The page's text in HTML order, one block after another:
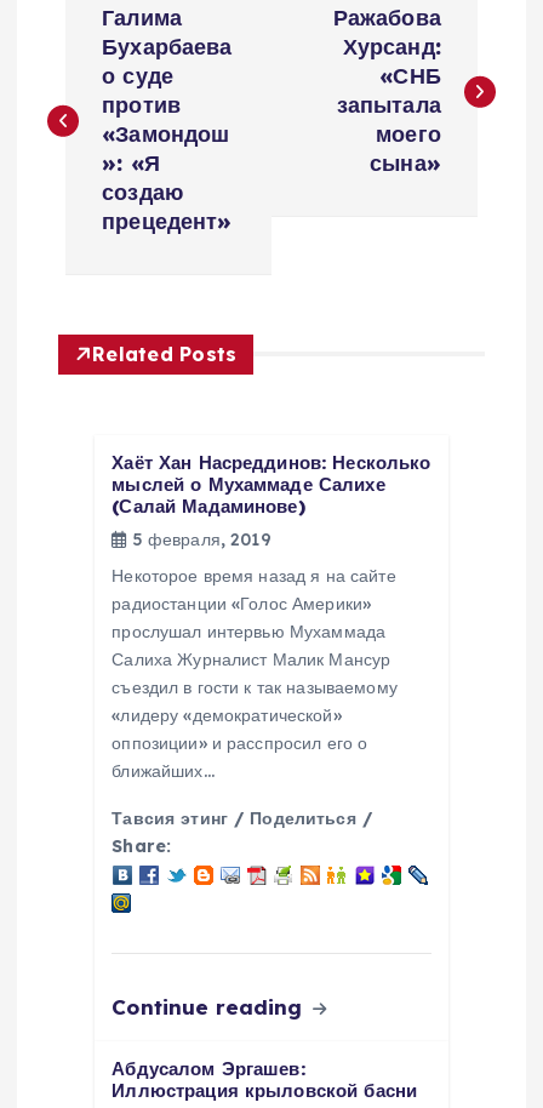
в
ц
Галима
Бухарбаева
о суде
против
«Замондош
»: «Я
создаю
прецедент»
Ражабова
Хурсанд:
«СНБ
запытала
моего
сына»
Related Posts
Хаёт Хан Насреддинов: Несколько
мыслей о Мухаммаде Салихе
(Салай Мадаминове)
5 февраля, 2019
Некоторое время назад я на сайте
радиостанции «Голос Америки»
прослушал интервью Мухаммада
Салиха Журналист Малик Мансур
съездил в гости к так называемому
«лидеру «демократической»
оппозиции» и расспросил его о
ближайших…
Тавсия этинг / Поделиться /
Share:
Continue reading
Абдусалом Эргашев:
Иллюстрация крыловской басни